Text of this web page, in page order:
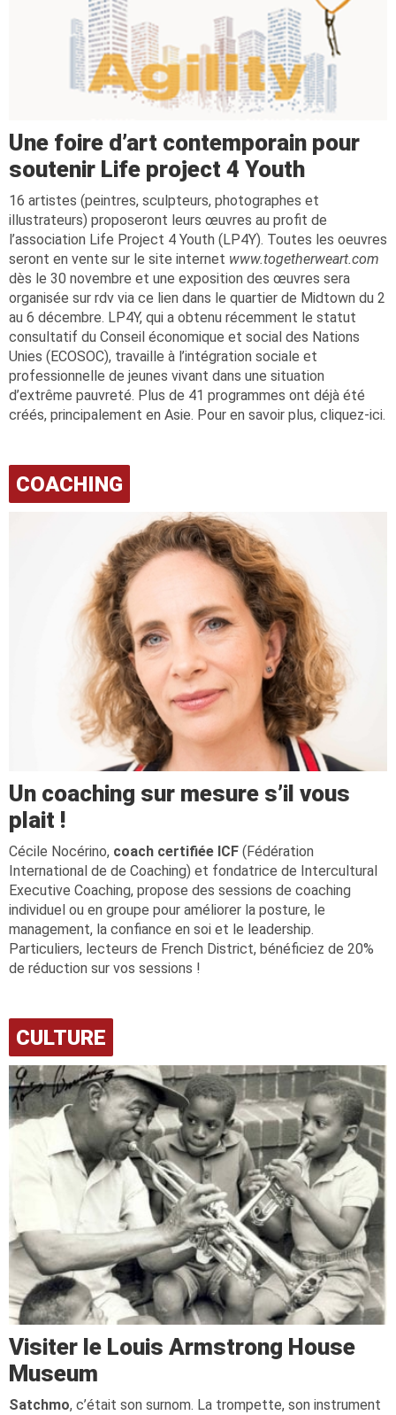
Une foire d’art contemporain pour
soutenir Life project 4 Youth
16 artistes (peintres, sculpteurs, photographes et
illustrateurs) proposeront leurs œuvres au profit de
l’association Life Project 4 Youth (LP4Y). Toutes les oeuvres
seront en vente sur le site internet www.togetherweart.com
dès le 30 novembre et une exposition des œuvres sera
organisée sur rdv via ce lien dans le quartier de Midtown du 2
au 6 décembre. LP4Y, qui a obtenu récemment le statut
consultatif du Conseil économique et social des Nations
Unies (ECOSOC), travaille à l’intégration sociale et
professionnelle de jeunes vivant dans une situation
d’extrême pauvreté. Plus de 41 programmes ont déjà été
créés, principalement en Asie. Pour en savoir plus, cliquez-ici.
COACHING
Un coaching sur mesure s’il vous
plait !
Cécile Nocérino, coach certifiée ICF (Fédération
International de de Coaching) et fondatrice de Intercultural
Executive Coaching, propose des sessions de coaching
individuel ou en groupe pour améliorer la posture, le
management, la confiance en soi et le leadership.
Particuliers, lecteurs de French District, bénéficiez de 20%
de réduction sur vos sessions !
CULTURE
Visiter le Louis Armstrong House
Museum
Satchmo, c’était son surnom. La trompette, son instrument